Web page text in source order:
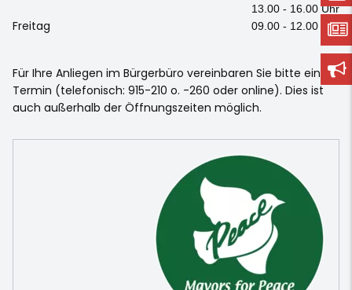
13.00 - 16.00 Uhr
Freitag 09.00 - 12.00 Uhr
Für Ihre Anliegen im Bürgerbüro vereinbaren Sie bitte einen
Termin (telefonisch: 915-210 o. -260 oder online). Dies ist
auch außerhalb der Öffnungszeiten möglich.